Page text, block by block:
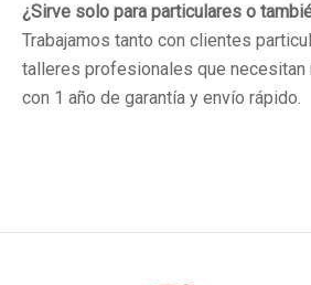
¿Sirve solo para particulares o
Trabajamos tanto con clientes
talleres profesionales que necesitan
con 1 año de garantía y envío rápido.